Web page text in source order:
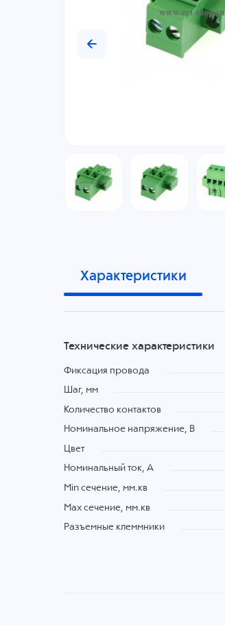
Характеристики
Технические характеристики
Фиксация провода
Шаг, мм
Количество контактов
Номинальное напряжение, B
Цвет
Номинальный ток, А
Min сечение, мм.кв
Max сечение, мм.кв
Разъемные клеммники